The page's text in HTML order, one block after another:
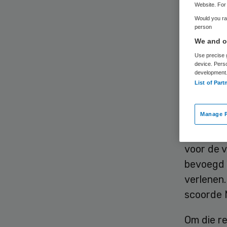
De
dag.
voor de
bevoegd
scoorde
Om die
Website.
Would you
person
We and
Use precise
device.
development.
List of
Manage